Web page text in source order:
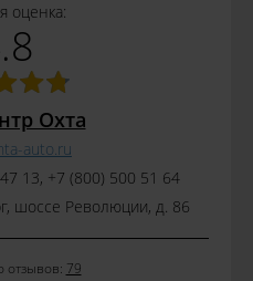
оценка:
Охта
auto.ru
13, +7 (800) 500 51 64
шоссе Революции, д. 86
отзывов: 79